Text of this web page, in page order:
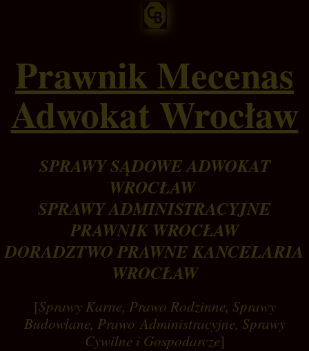
Prawnik Mecenas
Adwokat Wrocław
SPRAWY SĄDOWE ADWOKAT
WROCŁAW
SPRAWY ADMINISTRACYJNE
PRAWNIK WROCŁAW
DORADZTWO PRAWNE KANCELARIA
WROCŁAW
[Sprawy Karne, Prawo Rodzinne, Sprawy
Budowlane, Prawo Administracyjne, Sprawy
Cywilne i Gospodarcze]